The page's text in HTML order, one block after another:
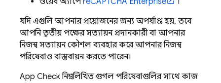
যদি এগুলি আপনার প্রয়োজনের জন্য অপর্যাপ্ত হয়, তবে
আপনি তৃতীয় পক্ষের সত্যায়ন প্রদানকারী বা আপনার
নিজস্ব সত্যায়ন কৌশল ব্যবহার করে আপনার নিজস্ব
পরিষেবাও বাস্তবায়ন করতে পারেন।
App Checkনিম্নলিখিত গুগল পরিষেবাগুলির সাথে কাজ